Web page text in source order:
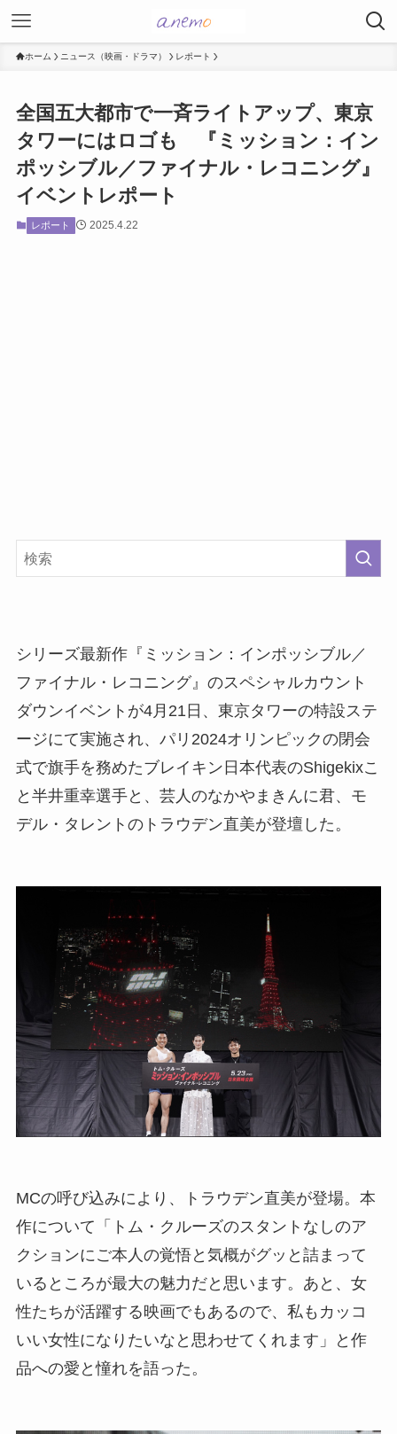
ホーム ニュース（映画・ドラマ） レポート
全国五大都市で一斉ライトアップ、東京
タワーにはロゴも 『ミッション：イン
ポッシブル／ファイナル・レコニング』
イベントレポート
レポート 2025.4.22
シリーズ最新作『ミッション：インポッシブル／
ファイナル・レコニング』のスペシャルカウント
ダウンイベントが4月21日、東京タワーの特設ステ
ージにて実施され、パリ2024オリンピックの閉会
式で旗手を務めたブレイキン日本代表のShigekixこ
と半井重幸選手と、芸人のなかやまきんに君、モ
デル・タレントのトラウデン直美が登壇した。
MCの呼び込みにより、トラウデン直美が登場。本
作について「トム・クルーズのスタントなしのア
クションにご本人の覚悟と気概がグッと詰まって
いるところが最大の魅力だと思います。あと、女
性たちが活躍する映画でもあるので、私もカッコ
いい女性になりたいなと思わせてくれます」と作
品への愛と憧れを語った。